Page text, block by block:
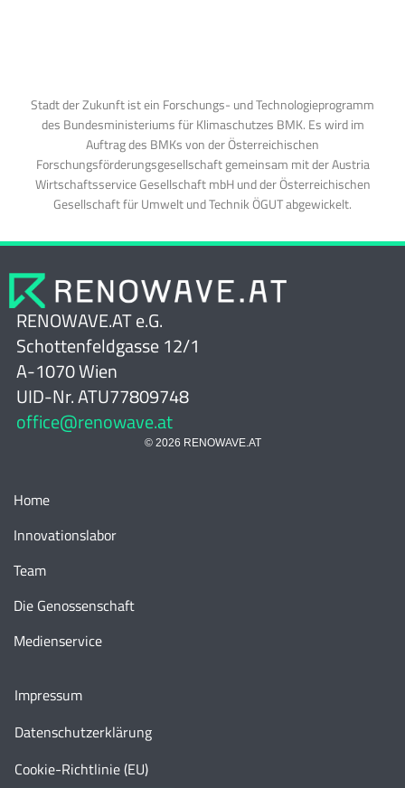
Stadt der Zukunft ist ein Forschungs- und Technologieprogramm
des Bundesministeriums für Klimaschutzes BMK. Es wird im
Auftrag des BMKs von der Österreichischen
Forschungsförderungsgesellschaft gemeinsam mit der Austria
Wirtschaftsservice Gesellschaft mbH und der Österreichischen
Gesellschaft für Umwelt und Technik ÖGUT abgewickelt.
RENOWAVE.AT e.G.
Schottenfeldgasse 12/1
A-1070 Wien
UID-Nr. ATU77809748
office@renowave.at
© 2026 RENOWAVE.AT
Home
Innovationslabor
Team
Die Genossenschaft
Medienservice
Impressum
Datenschutzerklärung
Cookie-Richtlinie (EU)